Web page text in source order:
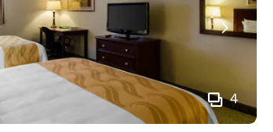
4